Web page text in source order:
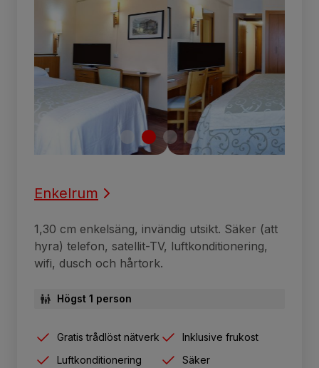
Enkelrum
1,30 cm enkelsäng, invändig utsikt. Säker (att
hyra) telefon, satellit-TV, luftkonditionering,
wifi, dusch och hårtork.
Högst 1 person
Gratis trådlöst nätverk
Inklusive frukost
Luftkonditionering
Säker